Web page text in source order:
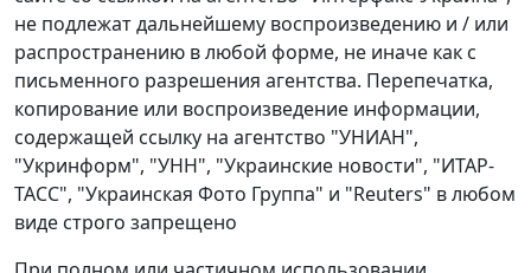
не подлежат дальнейшему воспроизведению и / или
распространению в любой форме, не иначе как с
письменного разрешения агентства. Перепечатка,
копирование или воспроизведение информации,
содержащей ссылку на агентство "УНИАН",
"Укринформ", "УНН", "Украинские новости", "ИТАР-
ТАСС", "Украинская Фото Группа" и "Reuters" в любом
виде строго запрещено